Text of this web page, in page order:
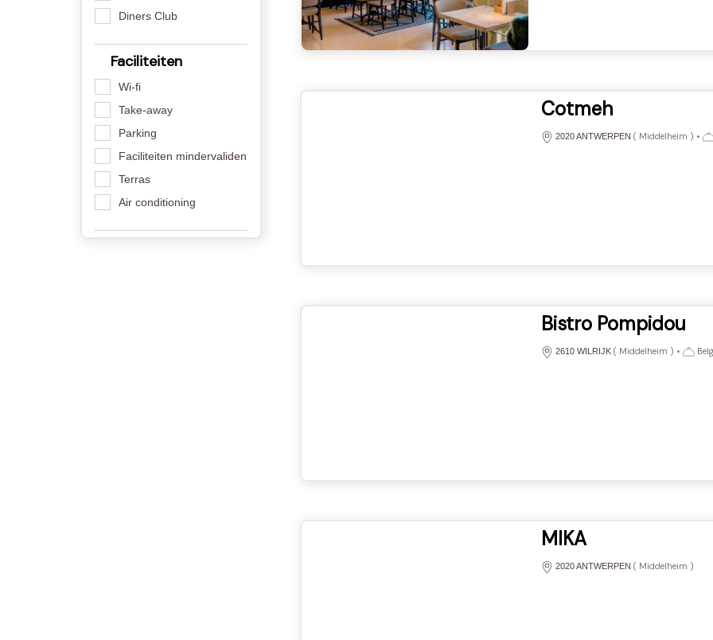
Diners Club
Faciliteiten
Wi-fi
Take-away
Parking
Faciliteiten mindervaliden
Terras
Air conditioning
Cotmeh
2020 ANTWERPEN ( Middelheim ) •
Bistro Pompidou
2610 WILRIJK ( Middelheim ) •
MIKA
2020 ANTWERPEN ( Middelheim )